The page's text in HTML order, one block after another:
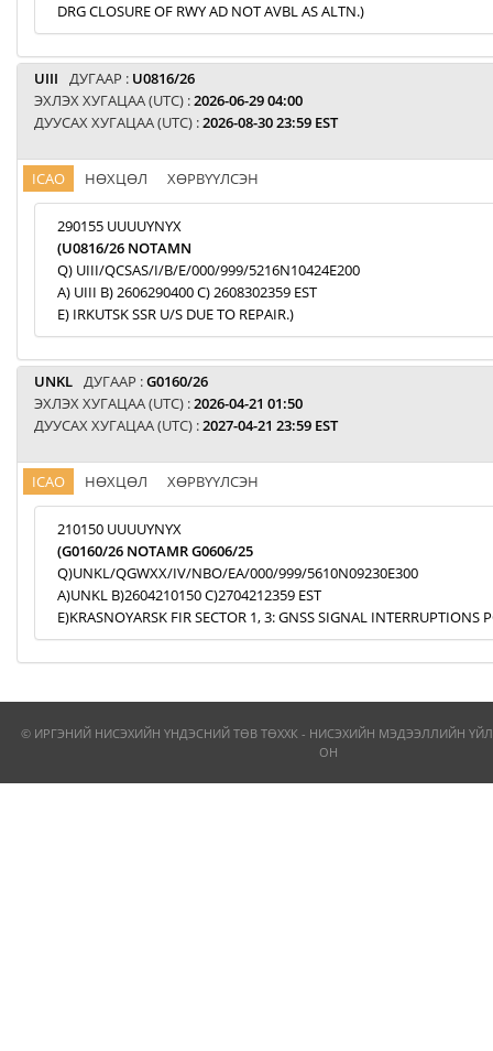
DRG CLOSURE OF RWY AD NOT AVBL AS ALTN.)
UIII ДУГААР : U0816/26
ЭХЛЭХ ХУГАЦАА (UTC) :2026-06-29 04:00
ДУУСАХ ХУГАЦАА (UTC) :2026-08-30 23:59 EST
ICAO НӨХЦӨЛ ХӨРВҮҮЛСЭН
290155 UUUUYNYX
(U0816/26 NOTAMN
Q) UIII/QCSAS/I/B/E/000/999/5216N10424E200
A) UIII B) 2606290400 C) 2608302359 EST
E) IRKUTSK SSR U/S DUE TO REPAIR.)
UNKL ДУГААР :G0160/26
ЭХЛЭХ ХУГАЦАА (UTC) :2026-04-21 01:50
ДУУСАХ ХУГАЦАА (UTC) :2027-04-21 23:59 EST
ICAO НӨХЦӨЛ ХӨРВҮҮЛСЭН
210150 UUUUYNYX
(G0160/26 NOTAMR G0606/25
Q)UNKL/QGWXX/IV/NBO/EA/000/999/5610N09230E300
A)UNKL B)2604210150 C)2704212359 EST
E)KRASNOYARSK FIR SECTOR 1, 3: GNSS SIGNAL INTERRUPTIONS
© ИРГЭНИЙ НИСЭХИЙН ҮНДЭСНИЙ ТӨВ ТӨХХК - НИСЭХИЙН МЭДЭЭЛЛИЙН
ОН